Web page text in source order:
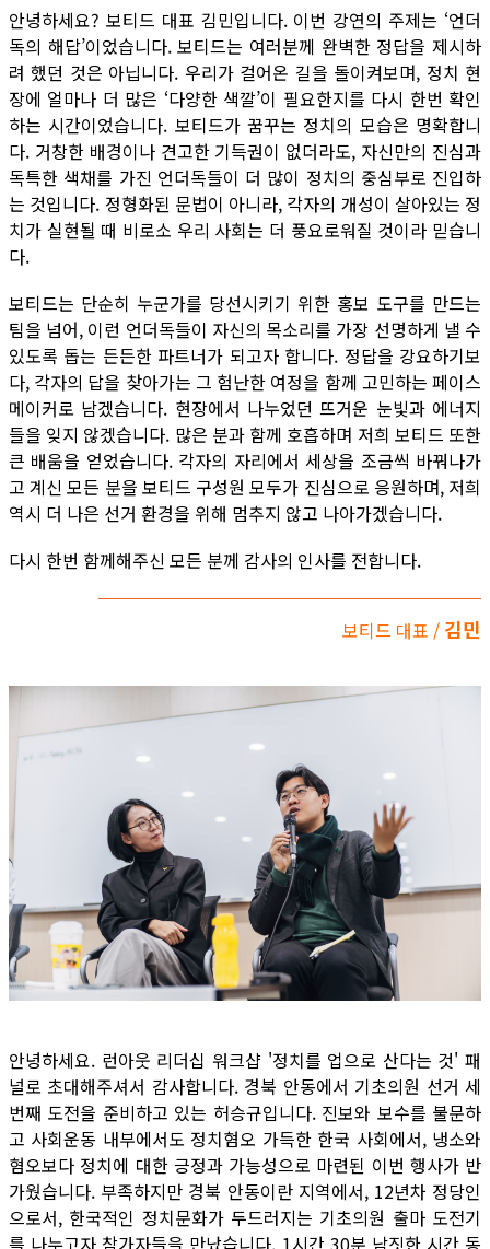
안녕하세요? 보티드 대표 김민입니다. 이번 강연의 주제는 ‘언더
독의 해답’이었습니다. 보티드는 여러분께 완벽한 정답을 제시하
려 했던 것은 아닙니다. 우리가 걸어온 길을 돌이켜보며, 정치 현
장에 얼마나 더 많은 ‘다양한 색깔’이 필요한지를 다시 한번 확인
하는 시간이었습니다. 보티드가 꿈꾸는 정치의 모습은 명확합니
다. 거창한 배경이나 견고한 기득권이 없더라도, 자신만의 진심과
독특한 색채를 가진 언더독들이 더 많이 정치의 중심부로 진입하
는 것입니다. 정형화된 문법이 아니라, 각자의 개성이 살아있는 정
치가 실현될 때 비로소 우리 사회는 더 풍요로워질 것이라 믿습니
다.
보티드는 단순히 누군가를 당선시키기 위한 홍보 도구를 만드는
팀을 넘어, 이런 언더독들이 자신의 목소리를 가장 선명하게 낼 수
있도록 돕는 든든한 파트너가 되고자 합니다. 정답을 강요하기보
다, 각자의 답을 찾아가는 그 험난한 여정을 함께 고민하는 페이스
메이커로 남겠습니다. 현장에서 나누었던 뜨거운 눈빛과 에너지
들을 잊지 않겠습니다. 많은 분과 함께 호흡하며 저희 보티드 또한
큰 배움을 얻었습니다. 각자의 자리에서 세상을 조금씩 바꿔나가
고 계신 모든 분을 보티드 구성원 모두가 진심으로 응원하며, 저희
역시 더 나은 선거 환경을 위해 멈추지 않고 나아가겠습니다.
다시 한번 함께해주신 모든 분께 감사의 인사를 전합니다.
보티드 대표 / 김민
안녕하세요. 런아웃 리더십 워크샵 '정치를 업으로 산다는 것' 패
널로 초대해주셔서 감사합니다. 경북 안동에서 기초의원 선거 세
번째 도전을 준비하고 있는 허승규입니다. 진보와 보수를 불문하
고 사회운동 내부에서도 정치혐오 가득한 한국 사회에서, 냉소와
혐오보다 정치에 대한 긍정과 가능성으로 마련된 이번 행사가 반
가웠습니다. 부족하지만 경북 안동이란 지역에서, 12년차 정당인
으로서, 한국적인 정치문화가 두드러지는 기초의원 출마 도전기
를 나누고자 참가자들을 만났습니다. 1시간 30분 남짓한 시간 동